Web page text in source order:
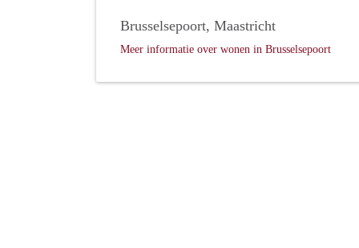
Brusselsepoort, Maastricht
Meer informatie over wonen in Brusselsepoort